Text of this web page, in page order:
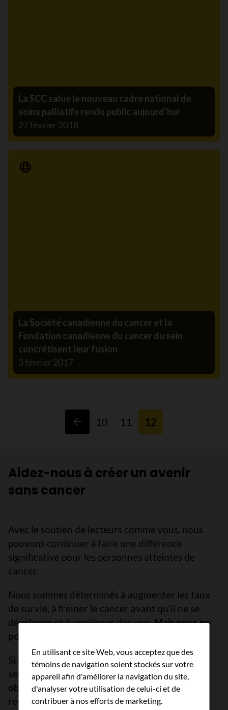
La SCC salue le nouveau cadre national de
soins palliatifs rendu public aujourd’hui
27 février 2018
Communiqué de presse
La Société canadienne du cancer et la
Fondation canadienne du cancer du sein
concrétisent leur fusion
3 février 2017
10 11 12
Aidez-nous à créer un avenir
sans cancer
Avec le soutien de lecteurs comme vous, nous
pouvons continuer à faire une différence
significative pour les personnes atteintes de
cancer.
Nous sommes déterminés à augmenter les taux
de survie, à freiner le cancer avant qu’il ne se
développe et à améliorer des vies.Mais nous ne
pouvons pas y arriver sans vous.
Si chaque personne qui lit ce message donnait
seulement 5 $,nous pourrions atteindre notre
objectif ce mois-cipour financer les projets de
recherche les plus prometteurs, offrir des
En utilisant ce site Web, vous acceptez que des
témoins de navigation soient stockés sur votre
appareil afin d'améliorer la navigation du site,
d'analyser votre utilisation de celui-ci et de
contribuer à nos efforts de marketing.